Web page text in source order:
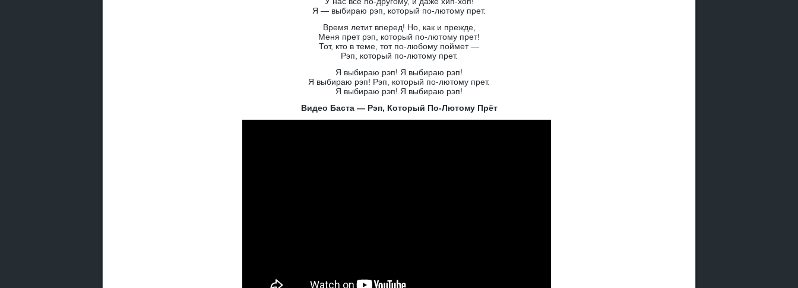
Я — выбираю рэп, который по-лютому прет.
Время летит вперед! Но, как и прежде,
Меня прет рэп, который по-лютому прет!
Тот, кто в теме, тот по-любому поймет —
Рэп, который по-лютому прет.
Я выбираю рэп! Я выбираю рэп!
Я выбираю рэп! Рэп, который по-лютому прет.
Я выбираю рэп! Я выбираю рэп!
Видео Баста — Рэп, Который По-Лютому Прёт